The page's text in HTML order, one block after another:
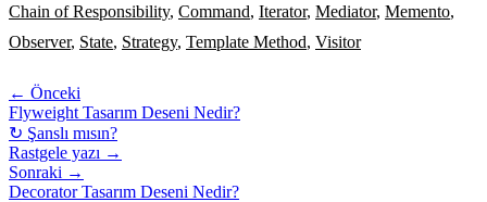
Chain of Responsibility, Command, Iterator, Mediator, Memento,
Observer, State, Strategy, Template Method, Visitor
← Önceki
Flyweight Tasarım Deseni Nedir?
↻ Şanslı mısın?
Rastgele yazı →
Sonraki →
Decorator Tasarım Deseni Nedir?